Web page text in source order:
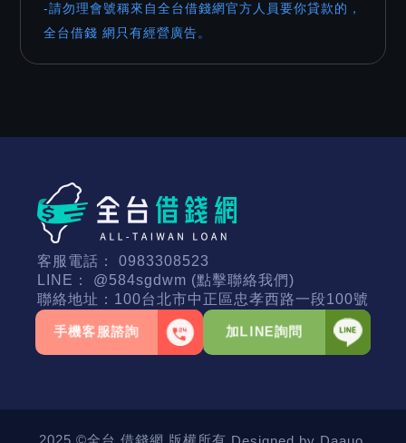
-請勿理會號稱來自全台借錢網官方人員要你貸款的，
全台借錢 網只有經營廣告。
客服電話： 0983308523
LINE： @584sgdwm (點擊聯絡我們)
聯絡地址： 100台北市中正區忠孝西路一段100號
手機客服諮詢 加LINE詢問
2025 ©全台 借錢網 版權所有.